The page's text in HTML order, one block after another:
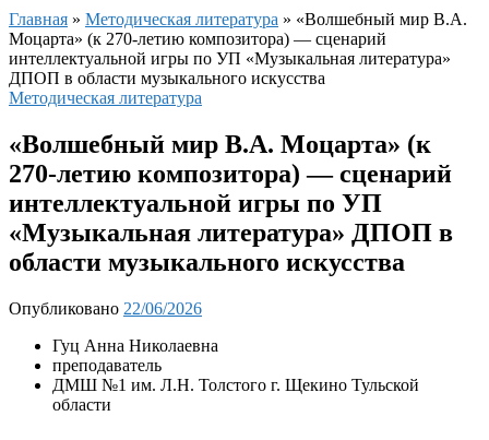
Главная » Методическая литература » «Волшебный мир В.А.
Моцарта» (к 270-летию композитора) — сценарий
интеллектуальной игры по УП «Музыкальная литература»
ДПОП в области музыкального искусства
Методическая литература
«Волшебный мир В.А. Моцарта» (к
270-летию композитора) — сценарий
интеллектуальной игры по УП
«Музыкальная литература» ДПОП в
области музыкального искусства
Опубликовано 22/06/2026
Гуц Анна Николаевна
преподаватель
ДМШ №1 им. Л.Н. Толстого г. Щекино Тульской
области